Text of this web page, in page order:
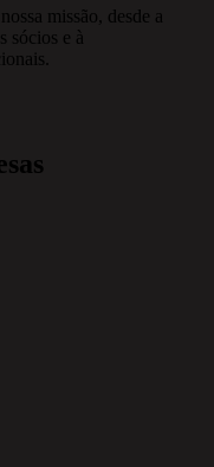
missão, desde a
sócios e à